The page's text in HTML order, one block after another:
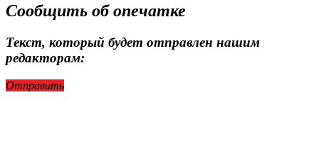
Сообщить об опечатке
Текст, который будет отправлен нашим
редакторам:
Отправить